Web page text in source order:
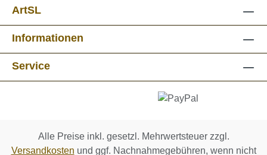
ArtSL
Informationen
Service
Alle Preise inkl. gesetzl. Mehrwertsteuer zzgl.
Versandkosten und ggf. Nachnahmegebühren, wenn nicht